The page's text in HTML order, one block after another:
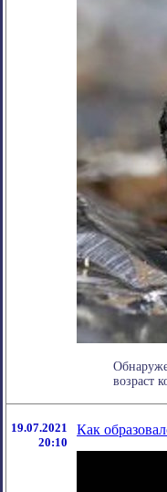
возраст
19.07.2021
20:10
Как